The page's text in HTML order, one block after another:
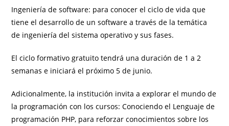
Ingeniería de software: para conocer el ciclo de vida que
tiene el desarrollo de un software a través de la temática
de ingeniería del sistema operativo y sus fases.
El ciclo formativo gratuito tendrá una duración de 1 a 2
semanas e iniciará el próximo 5 de junio.
Adicionalmente, la institución invita a explorar el mundo de
la programación con los cursos: Conociendo el Lenguaje de
programación PHP, para reforzar conocimientos sobre los